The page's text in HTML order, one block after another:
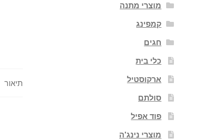
תיאור
מוצרי מתנה
קמפינג
חגים
כלי בית
ארקוסטיל
סולתם
פוד אפיל
מוצרי נינג'ה